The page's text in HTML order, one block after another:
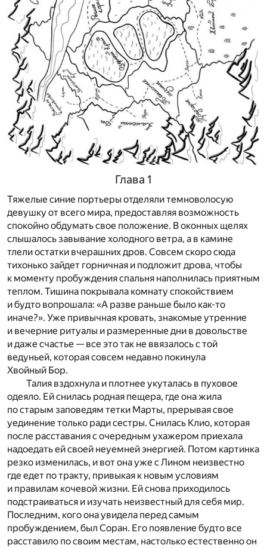
Глава 1
Тяжелые синие портьеры отделяли темноволосую
девушку от всего мира, предоставляя возможность
спокойно обдумать свое положение. В оконных щелях
слышалось завывание холодного ветра, а в камине
тлели остатки вчерашних дров. Совсем скоро сюда
тихонько зайдет горничная и подложит дрова, чтобы
к моменту пробуждения спальня наполнилась приятным
теплом. Тишина покрывала комнату спокойствием
и будто вопрошала: «А разве раньше было как-то
иначе?». Уже привычная кровать, знакомые утренние
и вечерние ритуалы и размеренные дни в довольстве
и даже счастье — все это так не ввязалось с той
ведуньей, которая совсем недавно покинула
Хвойный Бор.
Талия вздохнула и плотнее укуталась в пуховое
одеяло. Ей снилась родная пещера, где она жила
по старым заповедям тетки Марты, прерывая свое
уединение только ради сестры. Снилась Клио, которая
после расставания с очередным ухажером приехала
надоедать ей своей неуемней энергией. Потом картинка
резко изменилась, и вот она уже с Лином неизвестно
где едет по тракту, привыкая к новым условиям
и правилам кочевой жизни. Ей снова приходилось
подстраиваться и изучать неизвестный для себя мир.
Последним, кого она увидела перед самым
пробуждением, был Соран. Его появление будто все
расставило по своим местам, настолько естественно он